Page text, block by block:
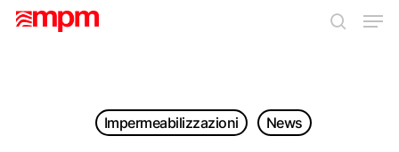
Skip
Impermeabilizzazioni News